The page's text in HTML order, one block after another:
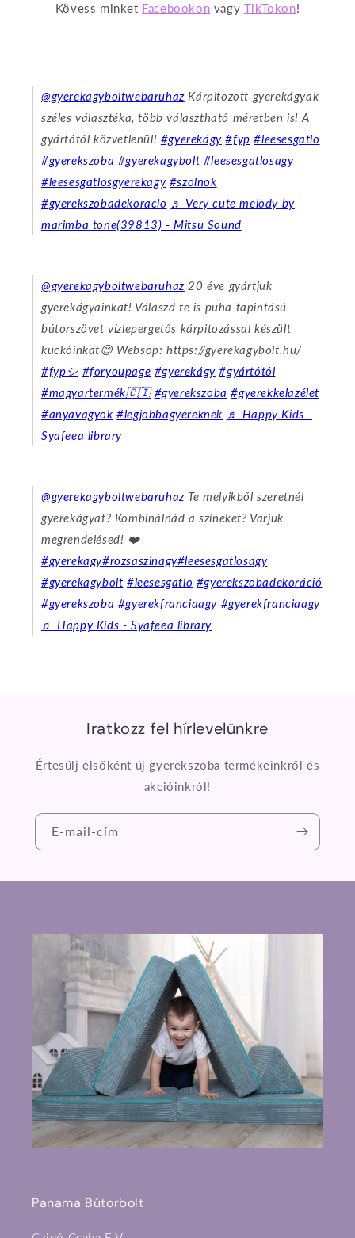
Kövess minket Facebookon vagy TikTokon!
@gyerekagyboltwebaruhazKárpitozott gyerekágyak
széles választéka, több választható méretben is! A
gyártótól közvetlenül! #gyerekágy #fyp #leesesgatlo
#gyerekszoba #gyerekagybolt #leesesgatlosagy
#leesesgatlosgyerekagy #szolnok
#gyerekszobadekoracio ♬ Very cute melody by
marimba tone(39813) - Mitsu Sound
@gyerekagyboltwebaruhaz20 éve gyártjuk
gyerekágyainkat! Válaszd te is puha tapintású
bútorszövet vízlepergetős kárpitozással készült
kuckóinkat😊 Websop: https://gyerekagybolt.hu/
#fypシ #foryoupage #gyerekágy #gyártótól
#magyartermék🇨🇮 #gyerekszoba #gyerekkelazélet
#anyavagyok #legjobbagyereknek ♬ Happy Kids -
Syafeea library
@gyerekagyboltwebaruhazTe melyikből szeretnél
gyerekágyat? Kombinálnád a színeket? Várjuk
megrendelésed! ❤️
#gyerekagy#rozsaszinagy#leesesgatlosagy
#gyerekagybolt #leesesgatlo #gyerekszobadekoráció
#gyerekszoba #gyerekfranciaagy #gyerekfranciaagy
♬ Happy Kids - Syafeea library
Iratkozz fel hírlevelünkre
Értesülj elsőként új gyerekszoba termékeinkről és
akcióinkról!
E-mail-cím
Panama Bútorbolt